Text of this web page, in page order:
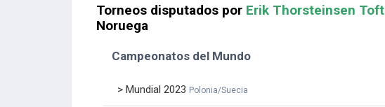
Torneos disputados por Erik Thorsteinsen Toft
Noruega
Campeonatos del Mundo
> Mundial 2023 Polonia/Suecia